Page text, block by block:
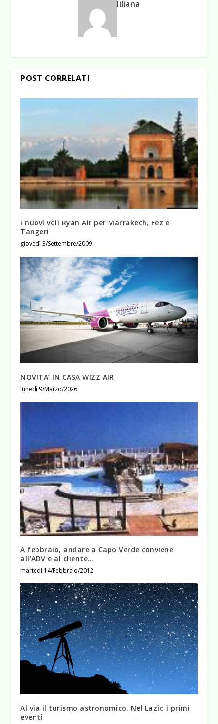
liliana
POST CORRELATI
I nuovi voli Ryan Air per Marrakech, Fez e
Tangeri
giovedì 3/Settembre/2009
NOVITA’ IN CASA WIZZ AIR
lunedì 9/Marzo/2026
A febbraio, andare a Capo Verde conviene
all’ADV e al cliente…
martedì 14/Febbraio/2012
Al via il turismo astronomico. Nel Lazio i primi
eventi